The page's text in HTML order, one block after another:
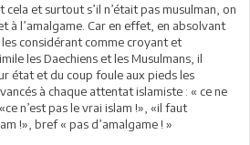
cela et surtout s’il n’était pas musulman, on
à l’amalgame. Car en effet, en absolvant
considérant comme croyant et
les Daechiens et les Musulmans, il
état et du coup foule aux pieds les
à chaque attentat islamiste : « ce ne
n’est pas le vrai islam !», «il faut
!», bref « pas d’amalgame ! »